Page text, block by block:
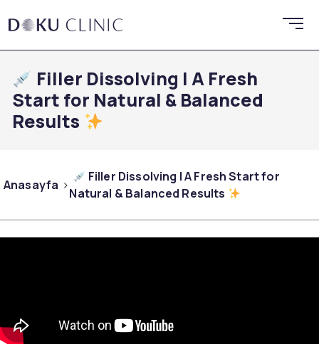
Filler Dissolving | A Fresh
Start for Natural & Balanced
Results
Anasayfa
Filler Dissolving | A Fresh Start for
Natural & Balanced Results